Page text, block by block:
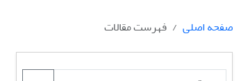
صفحه اصلی
فهرست مقالات